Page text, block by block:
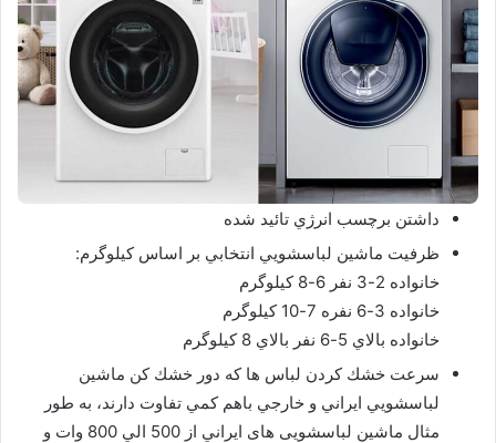
داشتن برچسب انرژي تائيد شده
ظرفيت ماشين لباسشويي انتخابي بر اساس كيلوگرم:
خانواده 2-3 نفر 6-8 كيلوگرم
خانواده 3-6 نفره 7-10 كيلوگرم
خانواده بالاي 5-6 نفر بالاي 8 كيلوگرم
سرعت خشك كردن لباس ها كه دور خشك كن ماشين
لباسشويي ايراني و خارجي باهم كمي تفاوت دارند، به طور
مثال ماشین لباسشویی های ايراني از 500 الي 800 وات و